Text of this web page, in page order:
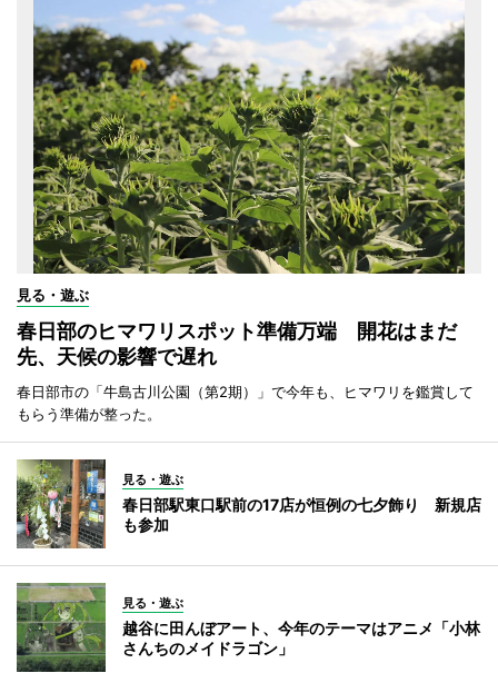
見る・遊ぶ
春日部のヒマワリスポット準備万端 開花はまだ
先、天候の影響で遅れ
春日部市の「牛島古川公園（第2期）」で今年も、ヒマワリを鑑賞して
もらう準備が整った。
見る・遊ぶ
春日部駅東口駅前の17店が恒例の七夕飾り 新規店
も参加
見る・遊ぶ
越谷に田んぼアート、今年のテーマはアニメ「小林
さんちのメイドラゴン」